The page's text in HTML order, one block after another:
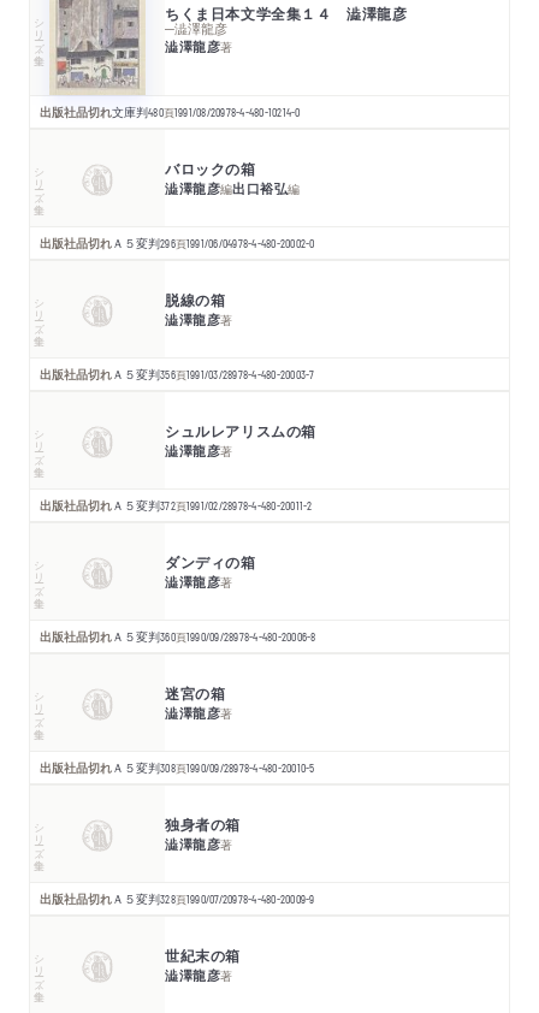
シリーズ・全集 ちくま日本文学全集１４ 澁澤龍彦
─澁澤龍彦
澁澤龍彦著
出版社品切れ文庫判480頁1991/08/20978-4-480-10214-0
シリーズ・全集 バロックの箱
澁澤龍彦編出口裕弘編
出版社品切れＡ５変判296頁1991/06/04978-4-480-20002-0
シリーズ・全集 脱線の箱
澁澤龍彦著
出版社品切れＡ５変判356頁1991/03/28978-4-480-20003-7
シリーズ・全集 シュルレアリスムの箱
澁澤龍彦著
出版社品切れＡ５変判372頁1991/02/28978-4-480-20011-2
シリーズ・全集 ダンディの箱
澁澤龍彦著
出版社品切れＡ５変判360頁1990/09/28978-4-480-20006-8
シリーズ・全集 迷宮の箱
澁澤龍彦著
出版社品切れＡ５変判308頁1990/09/28978-4-480-20010-5
シリーズ・全集 独身者の箱
澁澤龍彦著
出版社品切れＡ５変判328頁1990/07/20978-4-480-20009-9
シリーズ・全集 世紀末の箱
澁澤龍彦著